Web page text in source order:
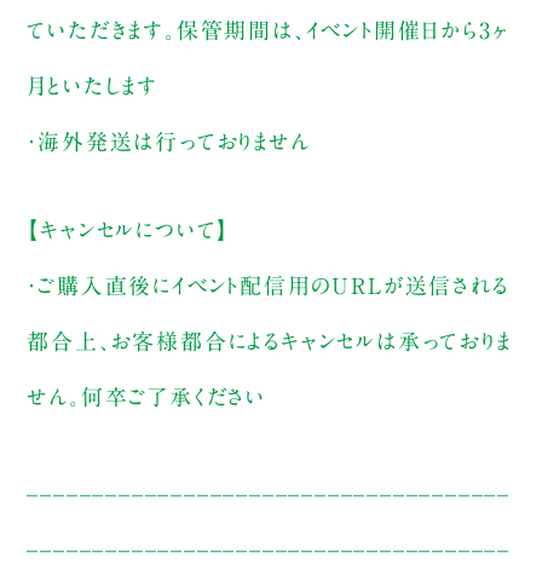
ていただきます。保管期間は、イベント開催日から3ヶ
月といたします
・海外発送は行っておりません
【キャンセルについて】
・ご購入直後にイベント配信用のURLが送信される
都合上、お客様都合によるキャンセルは承っておりま
せん。何卒ご了承ください